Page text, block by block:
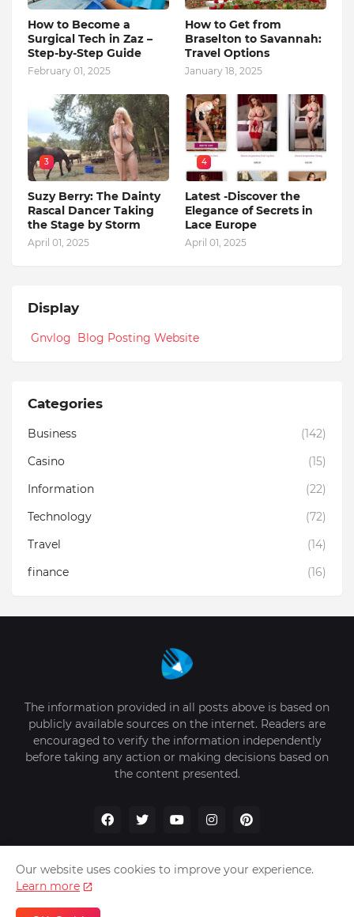
How to Become a
Surgical Tech in Zaz –
Step-by-Step Guide
February 01, 2025
How to Get from
Braselton to Savannah:
Travel Options
January 18, 2025
3
Suzy Berry: The Dainty
Rascal Dancer Taking
the Stage by Storm
April 01, 2025
4
Latest -Discover the
Elegance of Secrets in
Lace Europe
April 01, 2025
Display
Gnvlog Blog Posting Website
Categories
Business
(142)
Casino
(15)
Information
(22)
Technology
(72)
Travel
(14)
finance
(16)
The information provided in all posts above is based on
publicly available sources on the internet. Readers are
encouraged to verify the information independently
before taking any action or making decisions based on
the content presented.
Home About Us
Our website uses cookies to improve your experience.
Learn more